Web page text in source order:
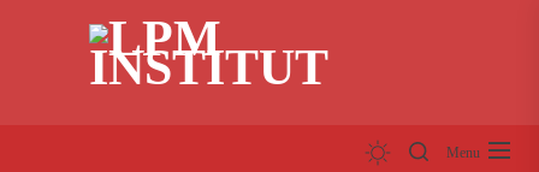
Menu